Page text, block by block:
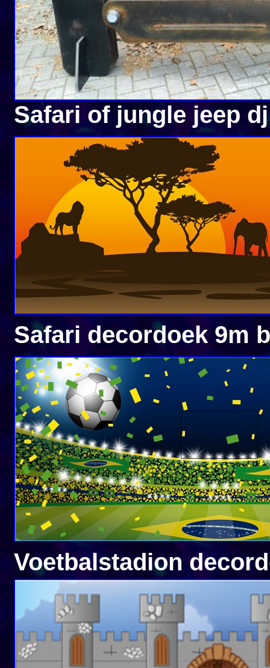
Safari of jungle jeep
Safari decordoek 9m
Voetbalstadion